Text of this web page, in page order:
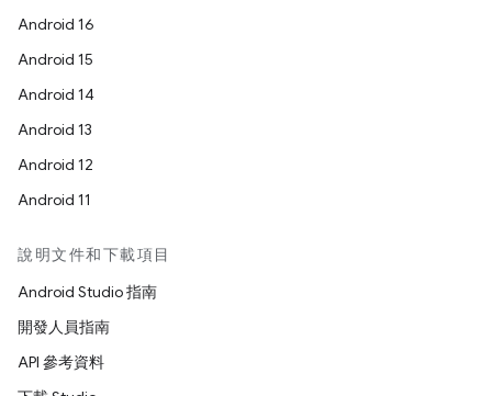
Android 16
Android 15
Android 14
Android 13
Android 12
Android 11
說明文件和下載項目
Android Studio 指南
開發人員指南
API 參考資料